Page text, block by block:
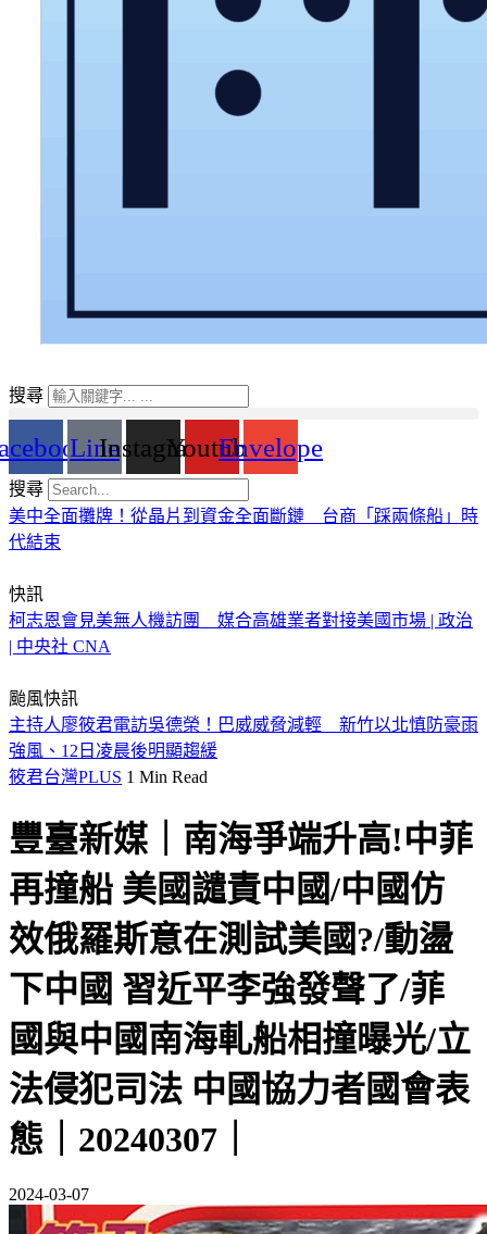
搜尋
LineInstagramYoutubeEnvelope
搜尋
美中全面攤牌！從晶片到資金全面斷鏈 台商「踩兩條船」時
代結束
快訊
柯志恩會見美無人機訪團 媒合高雄業者對接美國市場 | 政治
| 中央社 CNA
颱風快訊
主持人廖筱君電訪吳德榮！巴威威脅減輕 新竹以北慎防豪雨
強風、12日凌晨後明顯趨緩
筱君台灣PLUS 1 Min Read
豐臺新媒｜南海爭端升高!中菲
再撞船 美國譴責中國/中國仿
效俄羅斯意在測試美國?/動盪
下中國 習近平李強發聲了/菲
國與中國南海軋船相撞曝光/立
法侵犯司法 中國協力者國會表
態｜20240307｜
2024-03-07